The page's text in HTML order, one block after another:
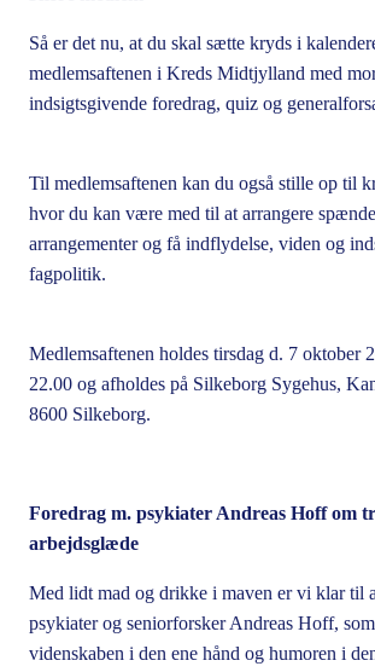
Så er det nu, at du skal sætte kryds i
medlemsaftenen i Kreds Midtjylland med
indsigtsgivende foredrag, quiz og
Til medlemsaftenen kan du også stille op til
hvor du kan være med til at arrangere
arrangementer og få indflydelse, viden og
fagpolitik.
Medlemsaftenen holdes tirsdag d. 7 oktober
22.00 og afholdes på Silkeborg Sygehus,
8600 Silkeborg.
Foredrag m. psykiater Andreas Hoff om
arbejdsglæde
Med lidt mad og drikke i maven er vi klar til
psykiater og seniorforsker Andreas Hoff,
videnskaben i den ene hånd og humoren i